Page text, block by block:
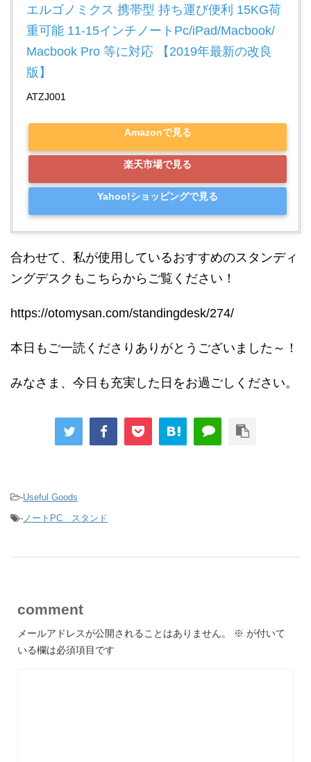
エルゴノミクス 携帯型 持ち運び便利 15KG荷
重可能 11-15インチノートPc/iPad/Macbook/
Macbook Pro 等に対応 【2019年最新の改良
版】
ATZJ001
Amazonで見る
楽天市場で見る
Yahoo!ショッピングで見る
合わせて、私が使用しているおすすめのスタンディ
ングデスクもこちらからご覧ください！
https://otomysan.com/standingdesk/274/
本日もご一読くださりありがとうございました～！
みなさま、今日も充実した日をお過ごしください。
-Useful Goods
- ノートPC スタンド
comment
メールアドレスが公開されることはありません。 ※ が付いて
いる欄は必須項目です